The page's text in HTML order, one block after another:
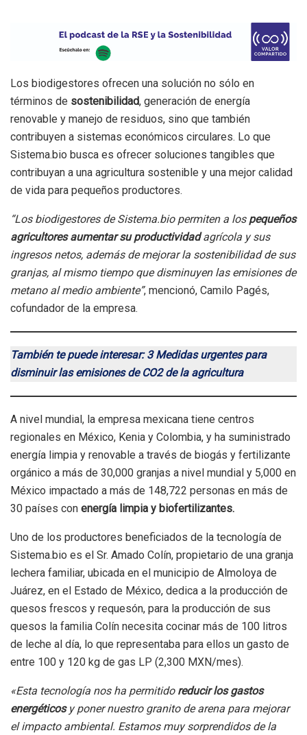
Los biodigestores ofrecen una solución no sólo en
términos de sostenibilidad, generación de energía
renovable y manejo de residuos, sino que también
contribuyen a sistemas económicos circulares. Lo que
Sistema.bio busca es ofrecer soluciones tangibles que
contribuyan a una agricultura sostenible y una mejor calidad
de vida para pequeños productores.
“Los biodigestores de Sistema.bio permiten a los pequeños
agricultores aumentar su productividadagrícola y sus
ingresos netos, además de mejorar la sostenibilidad de sus
granjas, al mismo tiempo que disminuyen las emisiones de
metano al medio ambiente”, mencionó, Camilo Pagés,
cofundador de la empresa.
También te puede interesar: 3 Medidas urgentes para
disminuir las emisiones de CO2 de la agricultura
A nivel mundial, la empresa mexicana tiene centros
regionales en México, Kenia y Colombia, y ha suministrado
energía limpia y renovable a través de biogás y fertilizante
orgánico a más de 30,000 granjas a nivel mundial y 5,000 en
México impactado a más de 148,722 personas en más de
30 países con energía limpia y biofertilizantes.
Uno de los productores beneficiados de la tecnología de
Sistema.bio es el Sr. Amado Colín, propietario de una granja
lechera familiar, ubicada en el municipio de Almoloya de
Juárez, en el Estado de México, dedica a la producción de
quesos frescos y requesón, para la producción de sus
quesos la familia Colín necesita cocinar más de 100 litros
de leche al día, lo que representaba para ellos un gasto de
entre 100 y 120 kg de gas LP (2,300 MXN/mes).
«Esta tecnología nos ha permitido reducir los gastos
energéticosy poner nuestro granito de arena para mejorar
el impacto ambiental. Estamos muy sorprendidos de la